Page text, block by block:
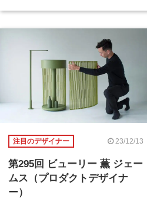
注目のデザイナー 23/12/13
第295回 ビューリー 薫 ジェー
ムス（プロダクトデザイナ
ー）